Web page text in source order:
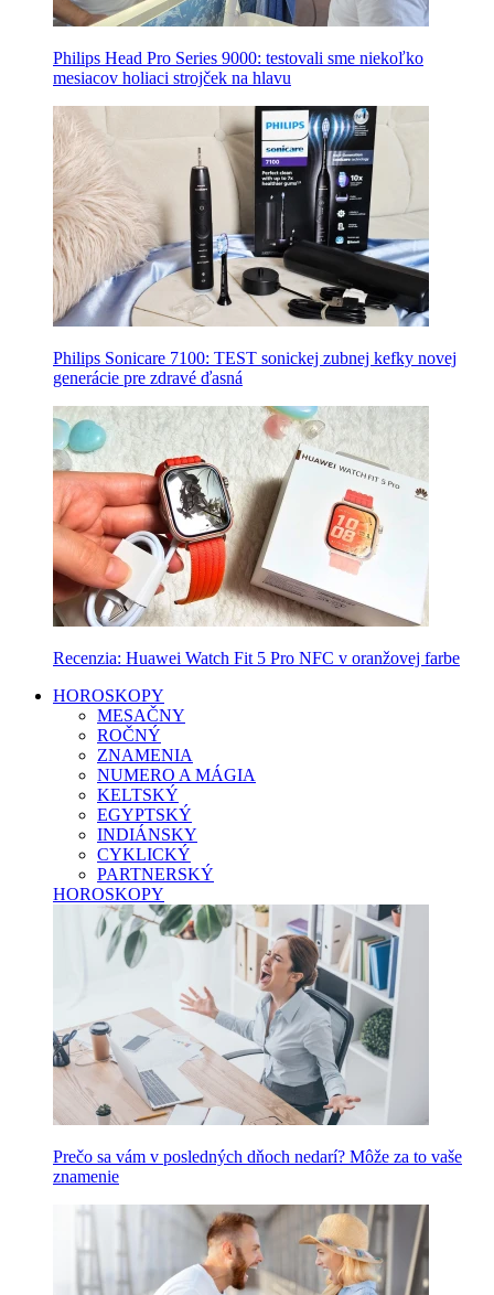
Philips Head Pro Series 9000: testovali sme niekoľko
mesiacov holiaci strojček na hlavu
Philips Sonicare 7100: TEST sonickej zubnej kefky novej
generácie pre zdravé ďasná
Recenzia: Huawei Watch Fit 5 Pro NFC v oranžovej farbe
HOROSKOPY
MESAČNY
ROČNÝ
ZNAMENIA
NUMERO A MÁGIA
KELTSKÝ
EGYPTSKÝ
INDIÁNSKY
CYKLICKÝ
PARTNERSKÝ
HOROSKOPY
Prečo sa vám v posledných dňoch nedarí? Môže za to vaše
znamenie